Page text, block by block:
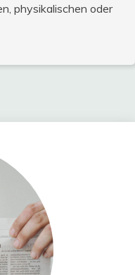
physikalischen oder